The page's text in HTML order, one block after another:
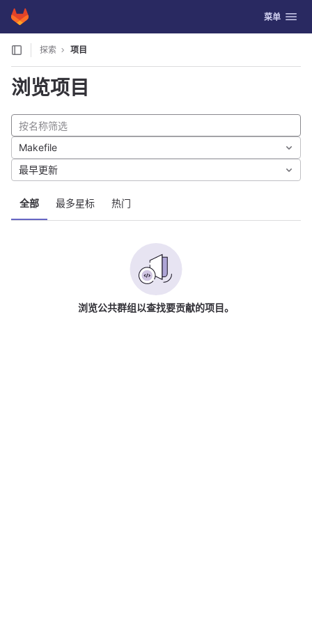
Skip to content
GitLab 切换导航
菜单
探索 项目
浏览项目
全部 最多星标 热门
Makefile
最早更新
浏览公共群组以查找要贡献的项目。